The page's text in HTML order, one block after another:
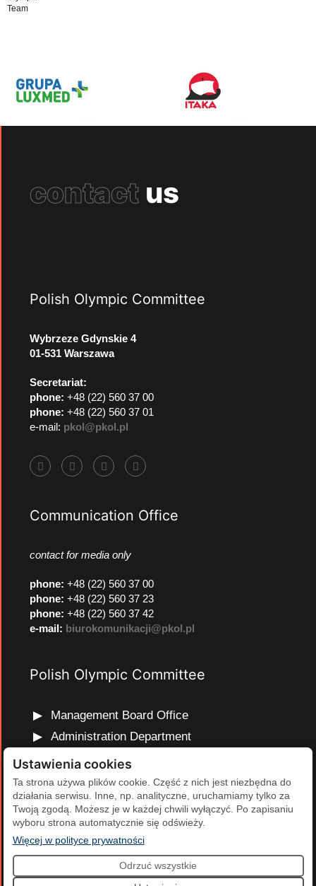
Team
contact us
Polish Olympic Committee
Wybrzeze Gdynskie 4
01-531 Warszawa
Secretariat:
phone: +48 (22) 560 37 00
phone: +48 (22) 560 37 01
e-mail: pkol@pkol.pl
Communication Office
contact for media only
phone: +48 (22) 560 37 00
phone: +48 (22) 560 37 23
phone: +48 (22) 560 37 42
e-mail: biurokomunikacji@pkol.pl
Polish Olympic Committee
Management Board Office
Administration Department
Marketing and Communications Department
Olympic Education Department
Finance and Human Resources Department
Development Projects Department
2026 Polski Komitet Olimpijski | Projekt i realizacja:
Ustawienia cookies
Ta strona używa plików cookie. Część z nich jest niezbędna do
działania serwisu. Inne, np. analityczne, uruchamiamy tylko za
Twoją zgodą. Możesz je w każdej chwili wyłączyć. Po zapisaniu
wyboru strona automatycznie się odświeży.
Więcej w polityce prywatności(otwiera się w nowej karcie)
Odrzuć wszystkie